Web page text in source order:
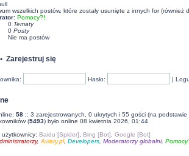
wszelkich postów, które zostały usunięte z innych for (również
Pomocy?!
0 Tematy
0 Posty
Nie ma postów
Zarejestruj się
Hasło: |
58:: 3 zarejestrowanych, 0 ukrytych i 55 gości (na
(5493) było online 08 kwietnia 2026, 01:44
Baidu [Spider] Bing [Bot]
Google [Bot]
, Aviary.pl, Developers, Moderatorzy globalni,